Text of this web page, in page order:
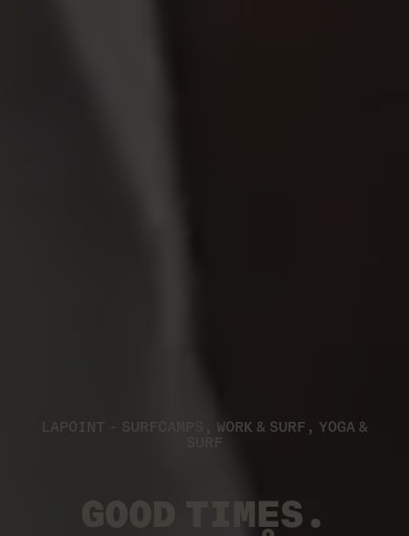
LAPOINT - SURFCAMPS, WORK & SURF, YOGA &
SURF
GOOD TIMES.